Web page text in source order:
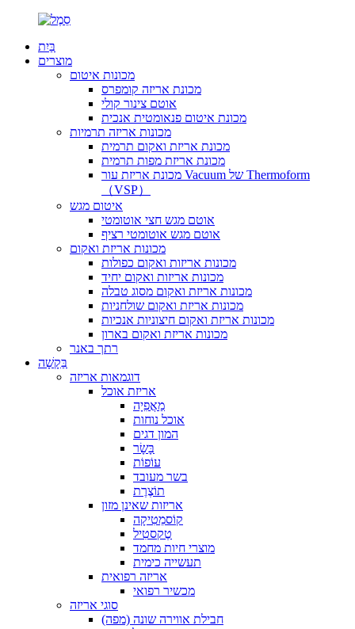
בַּיִת
מוצרים
מכונות איטום
מכונת אריזה קומפרס
אוטם צינור קולי
מכונת איטום פנאומטית אנכית
מכונות אריזה תרמיות
מכונת אריזת ואקום תרמית
מכונת אריזת מפות תרמית
מכונת אריזת עור Vacuum של Thermoform
（VSP）
איטום מגש
אוטם מגש חצי אוטומטי
אוטם מגש אוטומטי רציף
מכונות אריזת ואקום
מכונות אריזות ואקום כפולות
מכונות אריזות ואקום יחיד
מכונות אריזת ואקום מסוג טבלה
מכונות אריזת ואקום שולחניות
מכונות אריזת ואקום חיצוניות אנכיות
מכונות אריזת ואקום בארון
רתך באנר
בַּקָשָׁה
דוגמאות אריזה
אריזת אוכל
מַאֲפִיָה
אוכל נוחות
המון דגים
בָּשָׂר
עוֹפוֹת
בשר מעובד
תוֹצֶרֶת
אריזות שאינן מזון
קוֹסמֵטִיקָה
טֶקסטִיל
מוצרי חיות מחמד
תעשייה כימית
אריזה רפואית
מכשיר רפואי
סוגי אריזה
חבילת אווירה שונה (מפה)